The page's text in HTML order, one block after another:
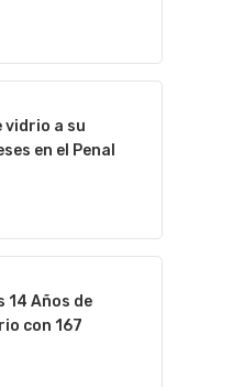
vidrio a su
en el Penal
14 Años de
con 167